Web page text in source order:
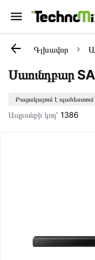
Գլխավոր
Սաունդբար
Բացակայում է պահեստում
Ապրանքի կոդ՝1386